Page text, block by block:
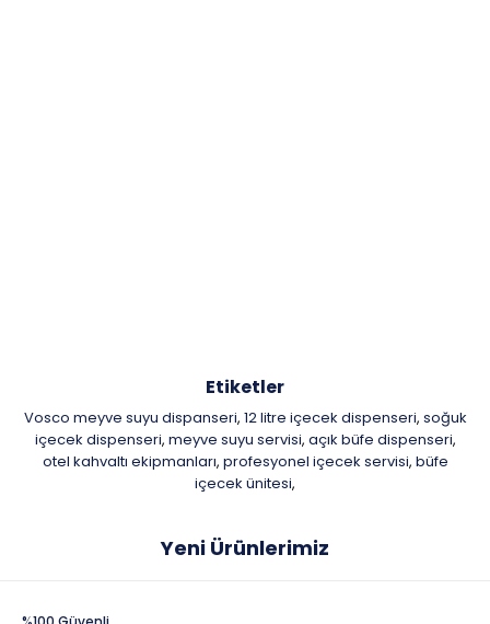
Etiketler
Vosco meyve suyu dispanseri, 12 litre içecek dispenseri, soğuk
içecek dispenseri, meyve suyu servisi, açık büfe dispenseri,
otel kahvaltı ekipmanları, profesyonel içecek servisi, büfe
içecek ünitesi,
Yeni Ürünlerimiz